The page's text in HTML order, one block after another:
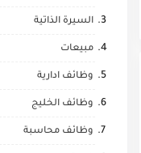
السيرة الذاتية
مبيعات
وظائف ادارية
وظائف الخليج
وظائف محاسبة